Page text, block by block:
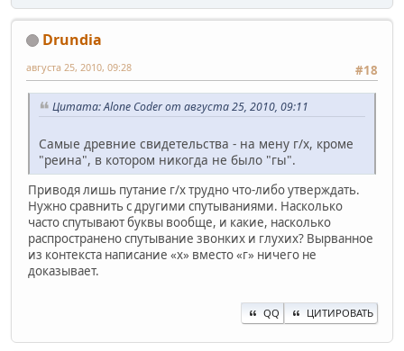
Drundia
#18
августа 25, 2010, 09:28
Цитата: Alone Coder от августа 25, 2010, 09:11
Самые древние свидетельства - на мену г/х, кроме
"реина", в котором никогда не было "гы".
Приводя лишь путание г/х трудно что-либо утверждать.
Нужно сравнить с другими спутываниями. Насколько
часто спутывают буквы вообще, и какие, насколько
распространено спутывание звонких и глухих? Вырванное
из контекста написание «х» вместо «г» ничего не
доказывает.
QQ ЦИТИРОВАТЬ